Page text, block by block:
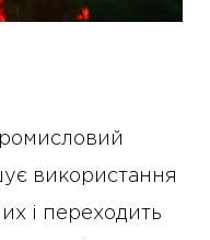
використання
і переходить